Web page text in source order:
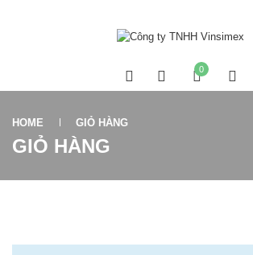
0
HOME GIỎ HÀNG
GIỎ HÀNG